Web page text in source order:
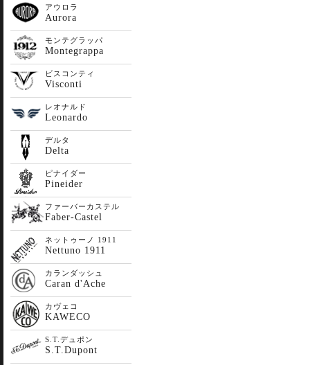
アウロラ
Aurora
モンテグラッパ
Montegrappa
ビスコンティ
Visconti
レオナルド
Leonardo
デルタ
Delta
ピナイダー
Pineider
ファーバーカステル
Faber-Castel
ネットゥーノ 1911
Nettuno 1911
カランダッシュ
Caran d'Ache
カヴェコ
KAWECO
S.T.デュポン
S.T.Dupont